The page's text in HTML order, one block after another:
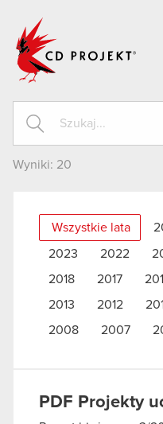
Wyniki: 20
Wszystkie lata
2023 2022
2018
2017
2013
2012
2008
2007
PDF Projekty